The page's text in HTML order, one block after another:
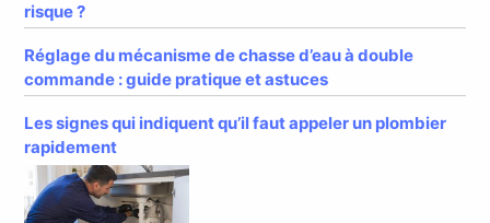
risque ?
Réglage du mécanisme de chasse d’eau à double
commande : guide pratique et astuces
Les signes qui indiquent qu’il faut appeler un plombier
rapidement